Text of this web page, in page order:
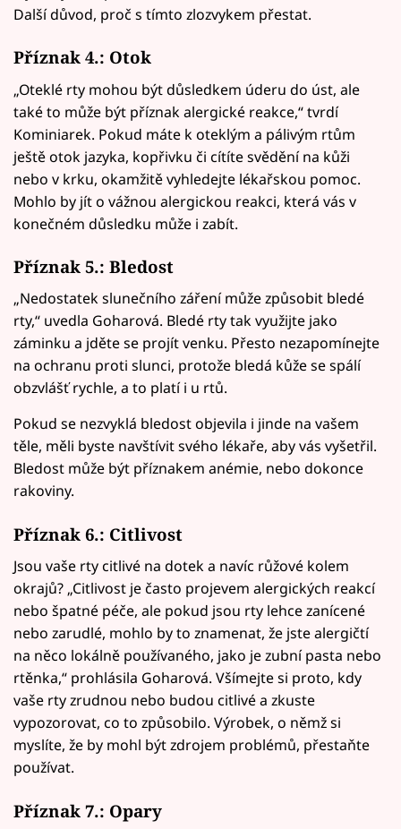
Další důvod, proč s tímto zlozvykem přestat.
Příznak 4.: Otok
„Oteklé rty mohou být důsledkem úderu do úst, ale
také to může být příznak alergické reakce,“ tvrdí
Kominiarek. Pokud máte k oteklým a pálivým rtům
ještě otok jazyka, kopřivku či cítíte svědění na kůži
nebo v krku, okamžitě vyhledejte lékařskou pomoc.
Mohlo by jít o vážnou alergickou reakci, která vás v
konečném důsledku může i zabít.
Příznak 5.: Bledost
„Nedostatek slunečního záření může způsobit bledé
rty,“ uvedla Goharová. Bledé rty tak využijte jako
záminku a jděte se projít venku. Přesto nezapomínejte
na ochranu proti slunci, protože bledá kůže se spálí
obzvlášť rychle, a to platí i u rtů.
Pokud se nezvyklá bledost objevila i jinde na vašem
těle, měli byste navštívit svého lékaře, aby vás vyšetřil.
Bledost může být příznakem anémie, nebo dokonce
rakoviny.
Příznak 6.: Citlivost
Jsou vaše rty citlivé na dotek a navíc růžové kolem
okrajů? „Citlivost je často projevem alergických reakcí
nebo špatné péče, ale pokud jsou rty lehce zanícené
nebo zarudlé, mohlo by to znamenat, že jste alergičtí
na něco lokálně používaného, jako je zubní pasta nebo
rtěnka,“ prohlásila Goharová. Všímejte si proto, kdy
vaše rty zrudnou nebo budou citlivé a zkuste
vypozorovat, co to způsobilo. Výrobek, o němž si
myslíte, že by mohl být zdrojem problémů, přestaňte
používat.
Příznak 7.: Opary